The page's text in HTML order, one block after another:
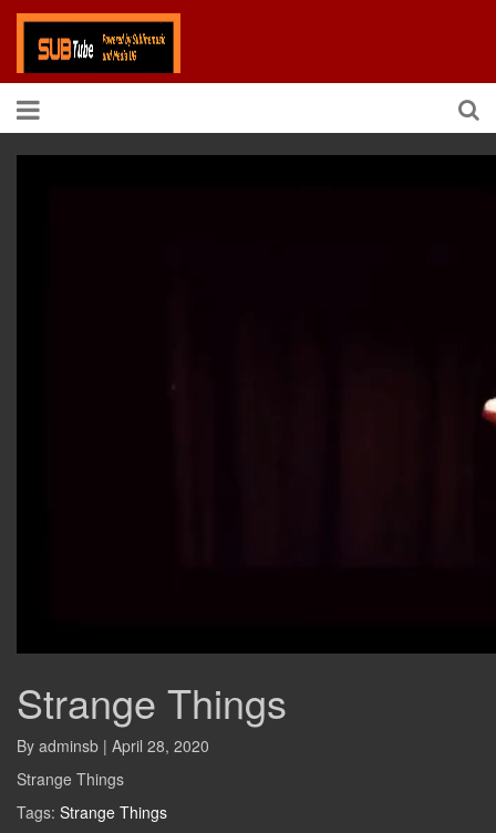
Strange Things
By adminsb | April 28, 2020
Strange Things
Tags: Strange Things